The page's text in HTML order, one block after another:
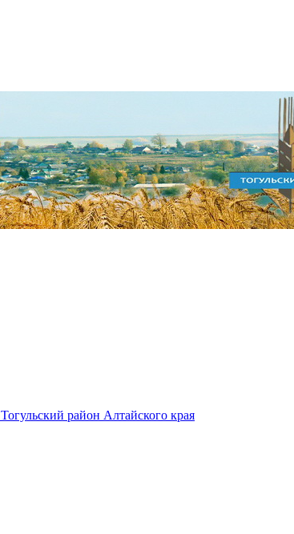
район Алтайского края